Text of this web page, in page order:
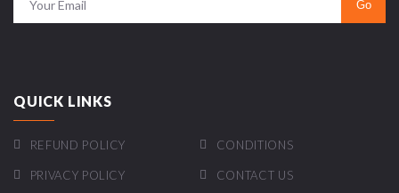
QUICK LINKS
REFUND POLICY CONDITIONS
PRIVACY POLICY CONTACT US